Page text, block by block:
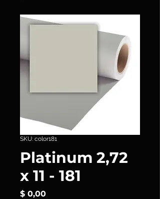
SKU: color181
Platinum 2,72
x 11 - 181
$ 0,00Precio